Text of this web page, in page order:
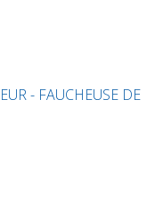
- FAUCHEUSE DE